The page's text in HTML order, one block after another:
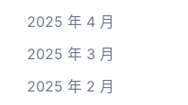
2025 年 4 月
2025 年 3 月
2025 年 2 月